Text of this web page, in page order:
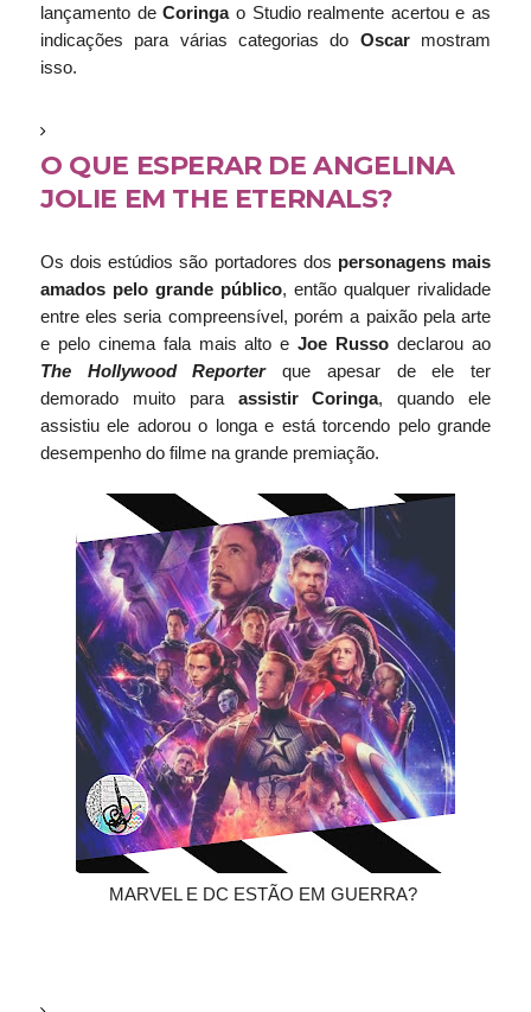
lançamento deCoringao Studio realmente acertou e as
indicações para várias categorias do Oscarmostram
isso.
O QUE ESPERAR DE ANGELINA
JOLIE EM THE ETERNALS?
Os dois estúdios são portadores dos personagens mais
amados pelo grande público, então qualquer rivalidade
entre eles seria compreensível, porém a paixão pela arte
e pelo cinema fala mais alto e Joe Russodeclarou ao
The Hollywood Reporterque apesar de ele ter
demorado muito para assistir Coringa, quando ele
assistiu ele adorou o longa e está torcendo pelo grande
desempenho do filme na grande premiação.
MARVEL E DC ESTÃO EM GUERRA?